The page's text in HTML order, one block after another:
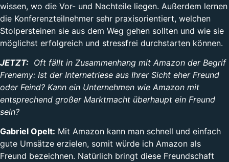
wissen, wo die Vor- und Nachteile liegen. Außerdem lernen
die Konferenzteilnehmer sehr praxisorientiert, welchen
Stolpersteinen sie aus dem Weg gehen sollten und wie sie
möglichst erfolgreich und stressfrei durchstarten können.
JETZT: Oft fällt in Zusammenhang mit Amazon der Begrif
Frenemy: Ist der Internetriese aus Ihrer Sicht eher Freund
oder Feind? Kann ein Unternehmen wie Amazon mit
entsprechend großer Marktmacht überhaupt ein Freund
sein?
Gabriel Opelt: Mit Amazon kann man schnell und einfach
gute Umsätze erzielen, somit würde ich Amazon als
Freund bezeichnen. Natürlich bringt diese Freundschaft